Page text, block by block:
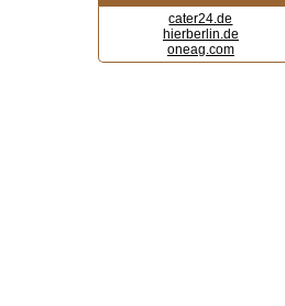
cater24.de
hierberlin.de
oneag.com